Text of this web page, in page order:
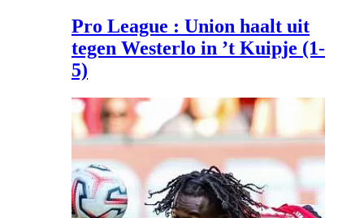
Pro League : Union haalt uit
tegen Westerlo in ’t Kuipje (1-
5)